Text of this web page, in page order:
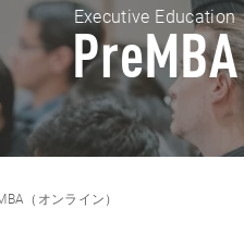
Executive Education
PreMBA
（オンライン）